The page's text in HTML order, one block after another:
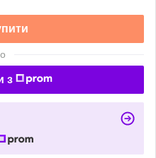
з